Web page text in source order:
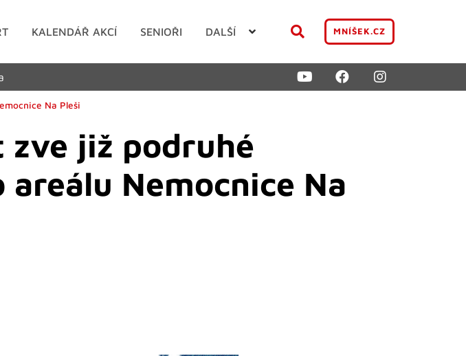
KALENDÁŘ AKCÍ SENIOŘI DALŠÍ MNÍŠEK.CZ
Na Pleši
zve již podruhé
Nemocnice Na